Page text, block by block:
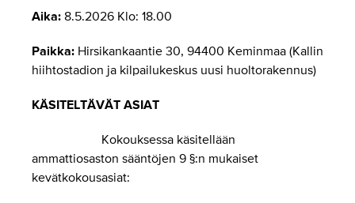
Aika: 8.5.2026 Klo: 18.00
Paikka: Hirsikankaantie 30, 94400 Keminmaa (Kallin
hiihtostadion ja kilpailukeskus uusi huoltorakennus)
KÄSITELTÄVÄT ASIAT
Kokouksessa käsitellään
ammattiosaston sääntöjen 9 §:n mukaiset
kevätkokousasiat: